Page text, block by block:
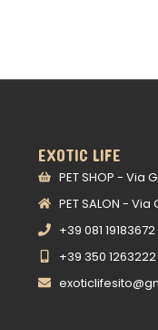
EXOTIC LIFE
PET SHOP - Via
PET SALON -
+39 081 19183672
+39 350 1263222